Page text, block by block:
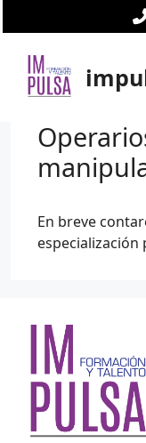
al
contenido
En breve
especialización